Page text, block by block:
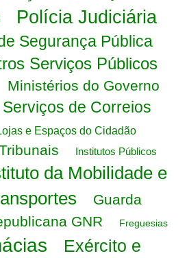
Polícia Judiciária
Segurança Pública
Serviços Públicos
Ministérios do Governo
de Correios
e Espaços do Cidadão
Institutos Públicos
da Mobilidade e
Guarda
GNR
Freguesias
Exército e